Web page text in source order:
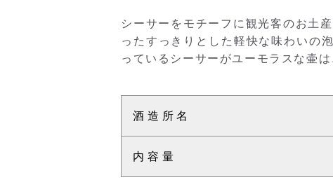
シーサーをモチーフに観光客のお土
ったすっきりとした軽快な味わいの
っているシーサーがユーモラスな壷
酒造所名
内容量